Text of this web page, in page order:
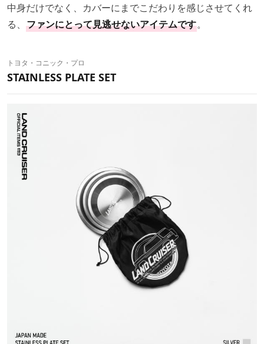
中身だけでなく、カバーにまでこだわりを感じさせてくれ
る、 ファンにとって見逃せないアイテムです。
トヨタ・コニック・プロ
STAINLESS PLATE SET